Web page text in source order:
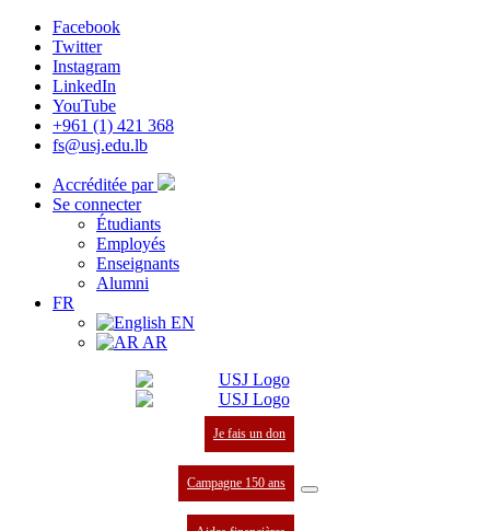
Facebook
Twitter
Instagram
LinkedIn
YouTube
+961 (1) 421 368
fs@usj.edu.lb
Accréditée par
Se connecter
Étudiants
Employés
Enseignants
Alumni
FR
EN
AR
Je fais un don
Campagne 150 ans